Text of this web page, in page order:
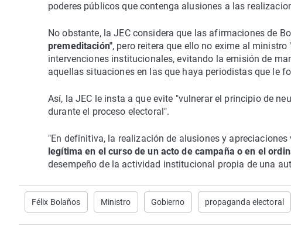
poderes públicos que contenga alusiones a las
No obstante, la JEC considera que las afirmaciones de
premeditación", pero reitera que ello no exime al
intervenciones institucionales, evitando la emisión de
aquellas situaciones en las que haya periodistas que le
Así, la JEC le insta a que evite "vulnerar el principio de
durante el proceso electoral".
"En definitiva, la realización de alusiones y
legítima en el curso de un acto de campaña o en el
desempeño de la actividad institucional propia de una
Félix Bolaños Ministro Gobierno propaganda electoral